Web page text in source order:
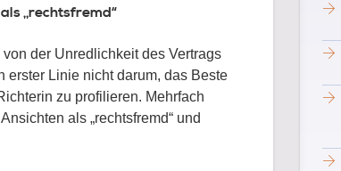
„rechtsfremd“
der Unredlichkeit des Vertrags
erster Linie nicht darum, das Beste
zu profilieren. Mehrfach
als „rechtsfremd“ und